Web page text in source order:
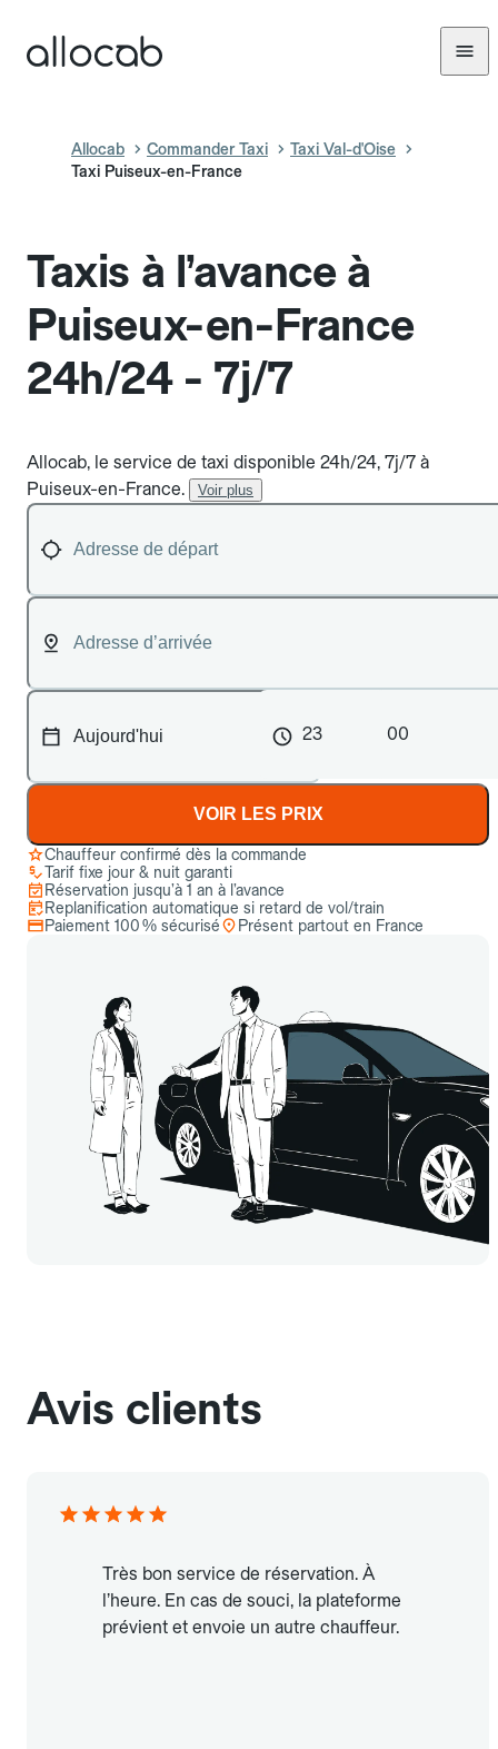
Allocab Commander Taxi
Taxi Val-d'Oise
Taxi Puiseux-en-France
Taxis à l’avance à
Puiseux-en-France
24h/24 - 7j/7
Allocab, le service de taxi disponible 24h/24, 7j/7 à
Puiseux-en-France.
Voir plus
23 00
VOIR LES PRIX
Chauffeur confirmé dès la commande
Tarif fixe jour & nuit garanti
Réservation jusqu’à 1 an à l’avance
Replanification automatique si retard de vol/train
Paiement 100 % sécurisé
Présent partout en France
Avis clients
Très bon service de réservation. À
l’heure. En cas de souci, la plateforme
prévient et envoie un autre chauffeur.